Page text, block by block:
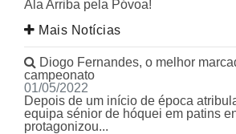
Ala Arriba pela Póvoa!
Mais Notícias
Diogo Fernandes, o melhor
campeonato
01/05/2022
Depois de um início de época
equipa sénior de hóquei em patins
protagonizou...